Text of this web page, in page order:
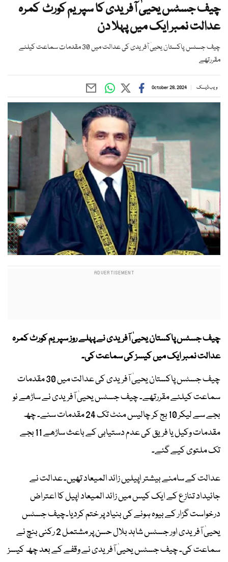
چیف جسٹس یحییٰ آفریدی کا سپریم کورٹ کمرہ
عدالت نمبر ایک میں پہلا دن
چیف جسٹس پاکستان یحییٰ آفریدی کی عدالت میں 30 مقدمات سماعت کیلئے
مقررتھے
ویب ڈیسک October 28, 2024
چیف جسٹس پاکستان یحییٰ آفریدی نے پہلے روز سپریم کورٹ کمرہ
عدالت نمبر ایک میں کیسز کی سماعت کی۔
چیف جسٹس پاکستان یحییٰ آفریدی کی عدالت میں 30 مقدمات
سماعت کیلئے مقررتھے۔ چیف جسٹس یحییٰ آفریدی نے ساڑھے نو
بجے سے لیکر 10 بج کر چالیس منٹ تک 24 مقدمات سنے۔ چھ
مقدمات وکیل یا فریق کی عدم دستیابی کے باعث ساڑھے 11 بجے
تک ملتوی کیے گئے۔
عدالت کے سامنے بیشتر اپیلیں زائد المیعاد تھیں۔ عدالت نے
جائیداد تنازع کے ایک کیس میں زائد المیعاد اپیل کا اعتراض
درخواست گزار کے بیوہ ہونے کی بنیاد پر ختم کردیا۔چیف جسٹس
یحییٰ آفریدی اور جسٹس شاہد بلال حسن پر مشتمل 2 رکنی بنچ نے
سماعت کی۔ چیف جسٹس یحییٰ آفریدی نے وقفے کے بعد چھ کیسز